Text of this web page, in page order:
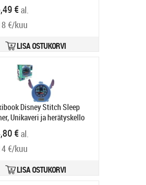
Tarneaeg 4-6 tp
€al.
€/kuu
LISA OSTUKORVI
Disney Stitch Sleep
Unikaveri ja herätyskello
Tootekood:
Tarneaeg 4-6 tp
€al.
€/kuu
LISA OSTUKORVI